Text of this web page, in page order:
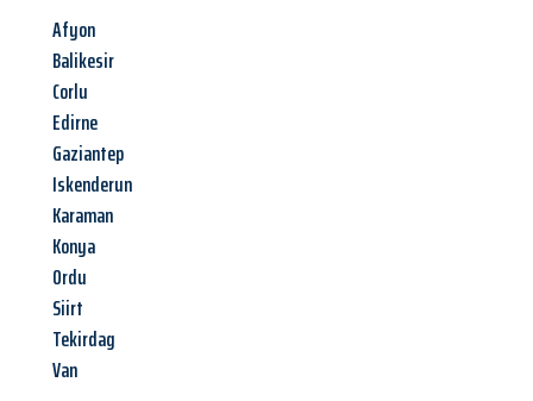
Afyon
Balikesir
Corlu
Edirne
Gaziantep
Iskenderun
Karaman
Konya
Ordu
Siirt
Tekirdag
Van